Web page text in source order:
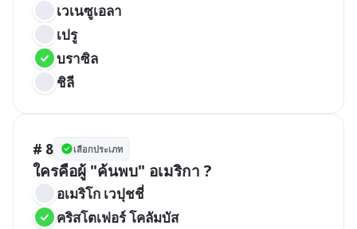
เวเนซูเอลา
เปรู
บราซิล
ชิลี
# 8 เลือกประเภท
ใครคือผู้ "ค้นพบ" อเมริกา ?
อเมริโก เวปุชชี่
คริสโตเฟอร์ โคลัมบัส